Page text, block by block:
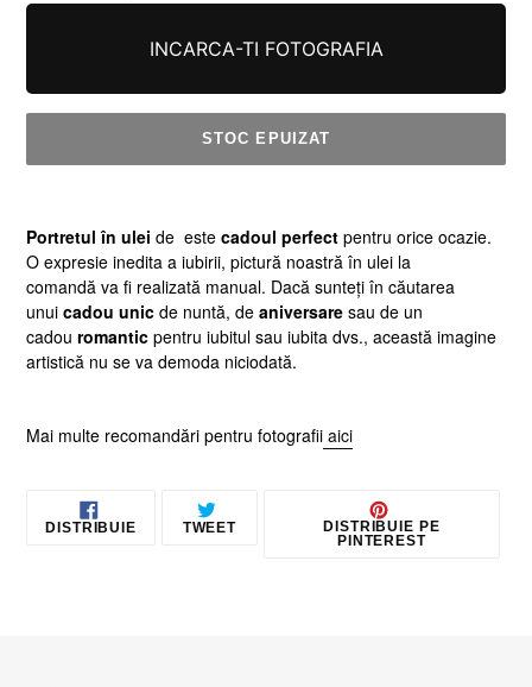
INCARCA-TI FOTOGRAFIA
STOC EPUIZAT
adaugă
produsul
în
coș
Portretul în ulei de este cadoul perfect pentru orice ocazie.
O expresie inedita a iubirii, pictură noastră în ulei la
comandă va fi realizată manual. Dacă sunteți în căutarea
unui cadou unic de nuntă, de aniversare sau de un
cadou romantic pentru iubitul sau iubita dvs., această imagine
artistică nu se va demoda niciodată.
Mai multe recomandări pentru fotografii aici
DISTRIBUIE DISTRIBUIE
TWEETTRIMITE
DISTRIBUIE PE
PINTEREST